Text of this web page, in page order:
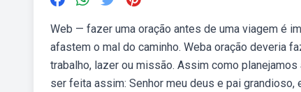
Web — fazer uma oração antes de uma viagem é
afastem o mal do caminho. Weba oração deveria
trabalho, lazer ou missão. Assim como
ser feita assim: Senhor meu deus e pai